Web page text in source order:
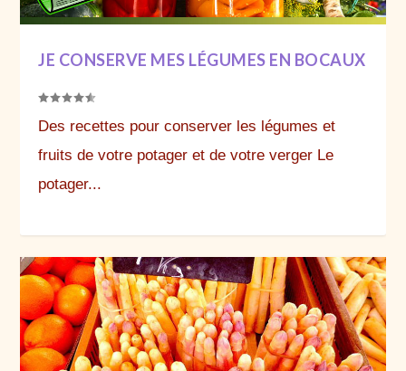
JE CONSERVE MES LÉGUMES EN BOCAUX
Des recettes pour conserver les légumes et
fruits de votre potager et de votre verger Le
potager...